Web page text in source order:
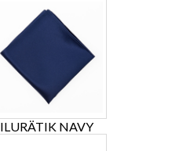
ILURÄTIK NAVY